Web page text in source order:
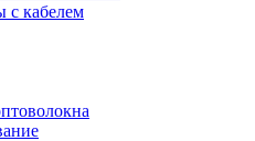
с кабелем